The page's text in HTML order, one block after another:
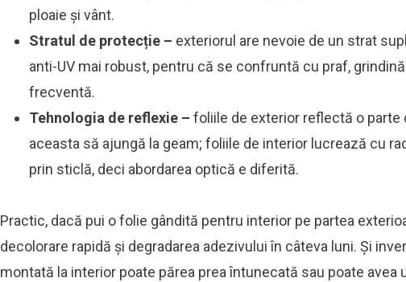
ploaie și vânt.
Stratul de protecție – exteriorul are nevoie de un strat
anti-UV mai robust, pentru că se confruntă cu praf,
frecventă.
Tehnologia de reflexie –foliile de exterior reflectă o parte
aceasta să ajungă la geam; foliile de interior lucrează cu
prin sticlă, deci abordarea optică e diferită.
Practic, dacă pui o folie gândită pentru interior pe partea
decolorare rapidă și degradarea adezivului în câteva luni. Și
montată la interior poate părea prea întunecată sau poate avea